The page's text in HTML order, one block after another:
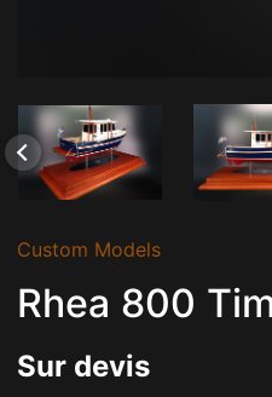
Custom Models
Rhea 800
Sur devis